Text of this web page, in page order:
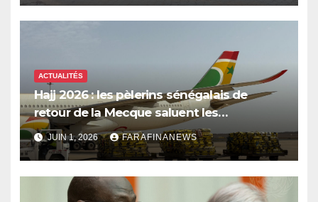
ACTUALITÉS
Hajj 2026 : les pèlerins sénégalais de
retour de la Mecque saluent les
innovations d’Air Sénégal SA
JUIN 1, 2026 FARAFINANEWS